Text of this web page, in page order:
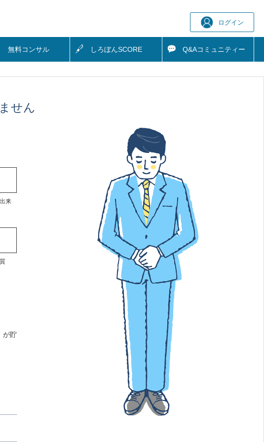
ログイン
無料コンサル しろぼんSCORE Q&Aコミュニティー
せん
来
が貯